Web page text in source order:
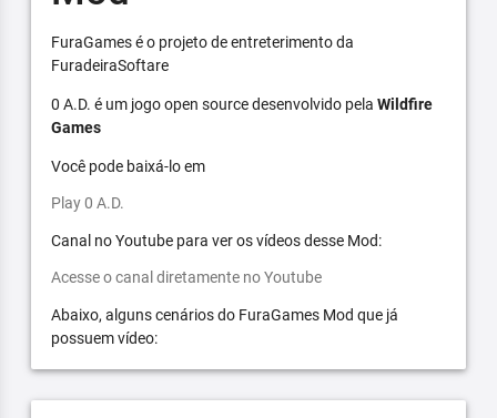
FuraGames é o projeto de entreterimento da
FuradeiraSoftare
0 A.D. é um jogo open source desenvolvido pela Wildfire
Games
Você pode baixá-lo em
Play 0 A.D.
Canal no Youtube para ver os vídeos desse Mod:
Acesse o canal diretamente no Youtube
Abaixo, alguns cenários do FuraGames Mod que já
possuem vídeo: